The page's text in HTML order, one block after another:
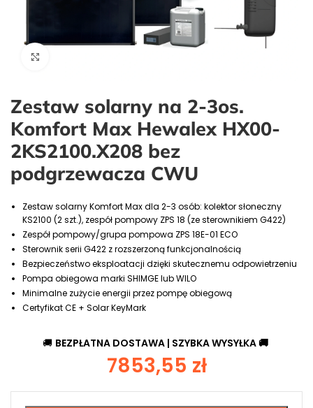
Zestaw solarny na 2-3os.
Komfort Max Hewalex HX00-
2KS2100.X208 bez
podgrzewacza CWU
Zestaw solarny Komfort Max dla 2-3 osób: kolektor słoneczny
KS2100 (2 szt.), zespół pompowy ZPS 18 (ze sterownikiem G422)
Zespół pompowy/grupa pompowa ZPS 18E-01 ECO
Sterownik serii G422 z rozszerzoną funkcjonalnością
Bezpieczeństwo eksploatacji dzięki skutecznemu odpowietrzeniu
Pompa obiegowa marki SHIMGE lub WILO
Minimalne zużycie energii przez pompę obiegową
Certyfikat CE + Solar KeyMark
🚚 BEZPŁATNA DOSTAWA | SZYBKA WYSYŁKA 🚚
7853,55 zł